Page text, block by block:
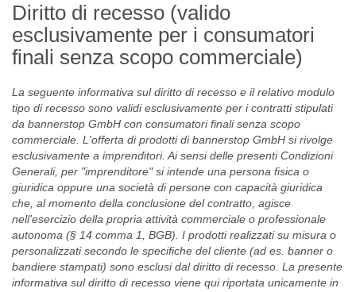
Diritto di recesso (valido
esclusivamente per i consumatori
finali senza scopo commerciale)
La seguente informativa sul diritto di recesso e il relativo modulo
tipo di recesso sono validi esclusivamente per i contratti stipulati
da bannerstop GmbH con consumatori finali senza scopo
commerciale. L'offerta di prodotti di bannerstop GmbH si rivolge
esclusivamente a imprenditori. Ai sensi delle presenti Condizioni
Generali, per "imprenditore" si intende una persona fisica o
giuridica oppure una società di persone con capacità giuridica
che, al momento della conclusione del contratto, agisce
nell'esercizio della propria attività commerciale o professionale
autonoma (§ 14 comma 1, BGB). I prodotti realizzati su misura o
personalizzati secondo le specifiche del cliente (ad es. banner o
bandiere stampati) sono esclusi dal diritto di recesso. La presente
informativa sul diritto di recesso viene qui riportata unicamente in